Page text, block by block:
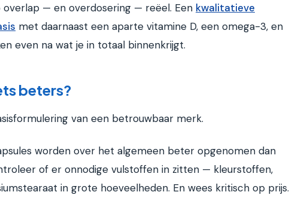
overlap — en overdosering — reëel. Een kwalitatieve
met daarnaast een aparte vitamine D, een omega-3, en
even na wat je in totaal binnenkrijgt.
beters?
van een betrouwbaar merk.
worden over het algemeen beter opgenomen dan
of er onnodige vulstoffen in zitten — kleurstoffen,
in grote hoeveelheden. En wees kritisch op prijs.